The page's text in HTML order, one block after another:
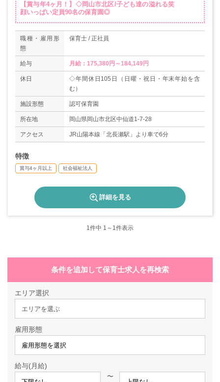
【賞与年4ヶ月！】◇岡山市北区/子ども達の溢れる笑
顔いっぱい定員90名の保育園◎
職種・雇用形
態
保育士 / 正社員
給与 月給：175,380円～184,149円
休日
◇年間休日105日（日曜・祝日・年末年始を含
む）
施設形態 認可保育園
所在地 岡山県岡山市北区中仙道1-7-28
アクセス JR山陽本線「北長瀬駅」より車で6分
特徴
賞与4ヶ月以上 社会福祉法人
詳細を見る
1件中 1～1件表示
条件を追加して保育士求人を再検索
エリア選択
エリアを選ぶ
雇用形態
給与(月給)
〜